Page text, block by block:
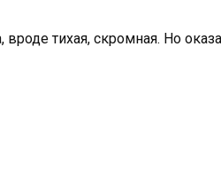
тихая, скромная. Но